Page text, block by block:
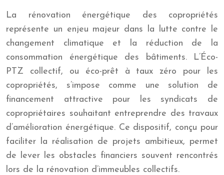
La rénovation énergétique des copropriétés
représente un enjeu majeur dans la lutte contre le
changement climatique et la réduction de la
consommation énergétique des bâtiments. L’Éco-
PTZ collectif, ou éco-prêt à taux zéro pour les
copropriétés, s’impose comme une solution de
financement attractive pour les syndicats de
copropriétaires souhaitant entreprendre des travaux
d’amélioration énergétique. Ce dispositif, conçu pour
faciliter la réalisation de projets ambitieux, permet
de lever les obstacles financiers souvent rencontrés
lors de la rénovation d’immeubles collectifs.